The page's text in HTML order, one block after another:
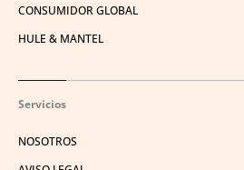
CONSUMIDOR GLOBAL
HULE & MANTEL
Servicios
NOSOTROS